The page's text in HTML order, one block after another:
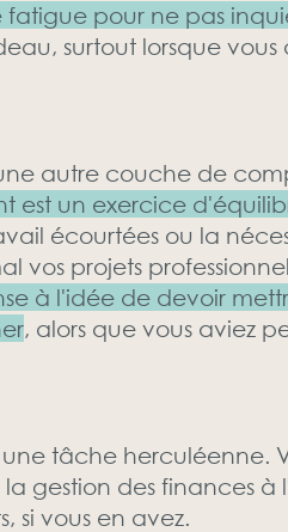
pour ne pas
surtout lorsque vous
autre couche de
est un exercice
écourtées ou la
vos projets
à l'idée de devoir
, alors que vous aviez
tâche herculéenne.
gestion des finances
si vous en avez.